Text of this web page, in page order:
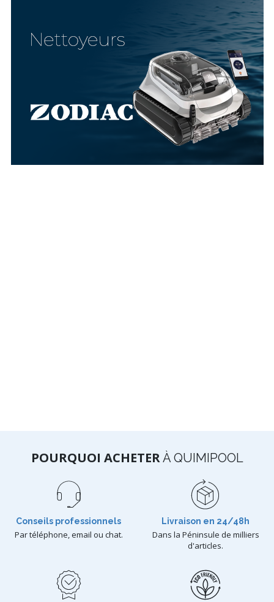
POURQUOI ACHETERÀ QUIMIPOOL
Conseils professionnels
Par téléphone, email ou chat.
Livraison en 24/48h
Dans la Péninsule de milliers
d'articles.